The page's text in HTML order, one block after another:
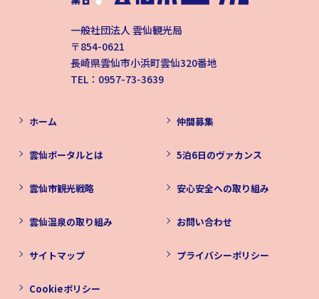
一般社団法人 雲仙観光局
〒854-0621
長崎県雲仙市小浜町雲仙320番地
TEL：0957-73-3639
ホーム
雲仙ポータルとは
雲仙市観光戦略
雲仙温泉の取り組み
仲間募集
5泊6日のヴァカンス
安心安全への取り組み
お問い合わせ
サイトマップ プライバシーポリシー
Cookieポリシー